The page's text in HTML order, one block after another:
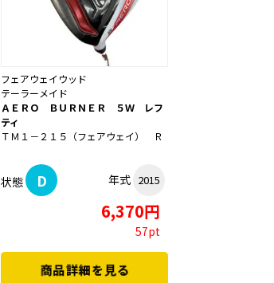
フェアウェイウッド
テーラーメイド
ＡＥＲＯ ＢＵＲＮＥＲ ５Ｗ レフ
ティ
ＴＭ１－２１５（フェアウェイ） Ｒ
状態 D 年式 2015
6,370円
57pt